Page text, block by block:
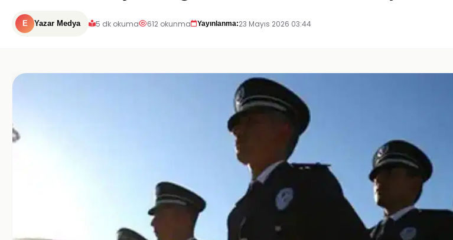
E Yazar Medya 5 dk okuma 612 okunma Yayınlanma:23 Mayıs 2026 03:44